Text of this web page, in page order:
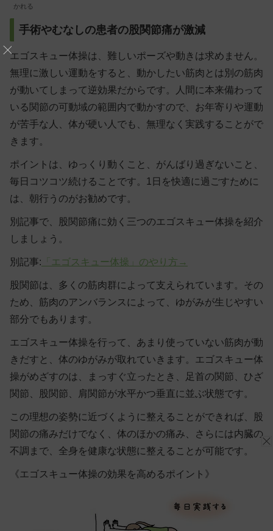
かれる
手術やむなしの患者の股関節痛が激減
エゴスキュー体操は、難しいポーズや動きは求めません。
無理に激しい運動をすると、動かしたい筋肉とは別の筋肉
が動いてしまって逆効果だからです。人間に本来備わって
いる関節の可動域の範囲内で動かすので、お年寄りや運動
が苦手な人、体が硬い人でも、無理なく実践することがで
きます。
ポイントは、 ゆっくり動く こと、 がんばり過ぎないこと、
毎日コツコツ続ける ことです。1日を快適に過ごすために
は、朝行うのがお勧めです。
別記事で、股関節痛に効く三つのエゴスキュー体操を紹介
しましょう。
別記事: 「エゴスキュー体操」のやり方→
股関節は、多くの筋肉群によって支えられています。その
ため、筋肉のアンバランスによって、ゆがみが生じやすい
部分でもあります。
エゴスキュー体操を行って、あまり使っていない筋肉が動
きだすと、体のゆがみが取れていきます。エゴスキュー体
操がめざすのは、まっすぐ立ったとき、足首の関節、ひざ
関節、股関節、肩関節が水平かつ垂直に並ぶ状態です。
この理想の姿勢に近づくように整えることができれば、股
関節の痛みだけでなく、体のほかの痛み、さらには内臓の
不調まで、全身を健康な状態に整えることが可能です。
《エゴスキュー体操の効果を高めるポイント》